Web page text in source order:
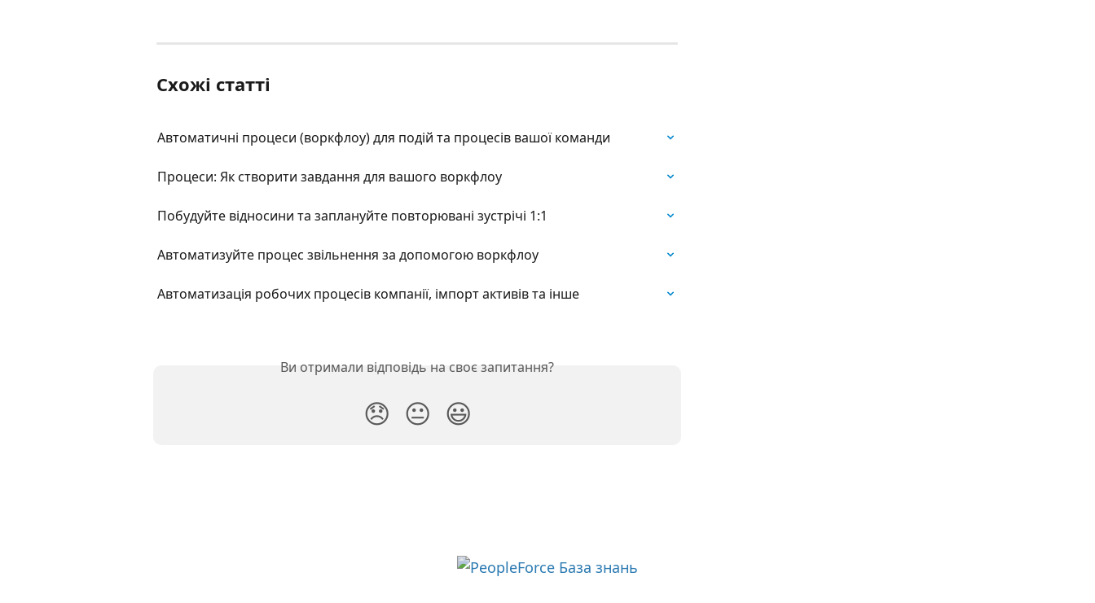
Схожі статті
Автоматичні процеси (воркфлоу) для подій та процесів вашої команди
Процеси: Як створити завдання для вашого воркфлоу
Побудуйте відносини та заплануйте повторювані зустрічі 1:1
Автоматизуйте процес звільнення за допомогою воркфлоу
Автоматизація робочих процесів компанії, імпорт активів та інше
Ви отримали відповідь на своє запитання?
😞 😐 😃